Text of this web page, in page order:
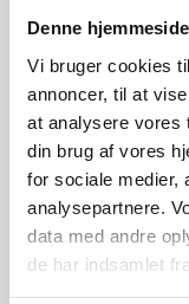
Denne
Vi bruger cookies
annoncer, til at
at analysere vores
din brug af vores
for sociale medier,
analysepartnere.
data med andre
de har indsamlet
Sjællands
netværk
strækker
Du kan